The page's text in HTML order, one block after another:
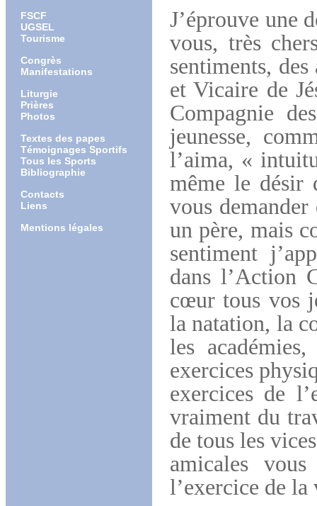
FSCF
UGSEL
Tourisme
Congrès
Manifestations
Liturgie
Prières
Photos
Textes des papes
Témoignages Sportifs
Tous les Sports
Bibliographie
Contacts
Liens
Mentions légales
J’éprouve une
vous, très
sentiments,
et Vicaire de
Compagnie
jeunesse,
l’aima, «
même le désir
vous demander
un père, mais
sentiment
dans l’Action
cœur tous vos
la natation, la
les
exercices
exercices de
vraiment du
de tous les
amicales
l’exercice de la